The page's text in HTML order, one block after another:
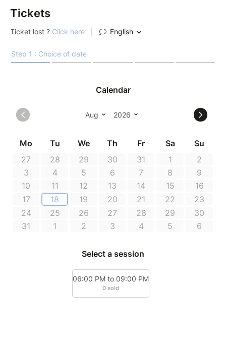
Si vous souhaitez privatiser l'atelier pour un groupe
ou réserver une date qui n'est pas affichée sur le
ateliermovaa@gmail.com pour organiser votre
Tickets